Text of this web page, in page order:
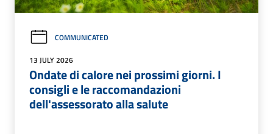
COMMUNICATED
13 JULY 2026
Ondate di calore nei prossimi giorni. I
consigli e le raccomandazioni
dell'assessorato alla salute